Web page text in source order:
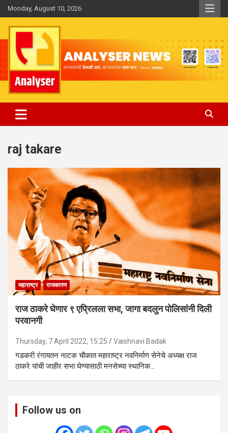
Skip
to
content
Monday, August 10, 2026
Analyser
raj takare
महाराष्ट्र राजकारण
राज ठाकरे घेणार ९ एप्रिलला सभा, जागा बदलुन पोलिसांनी दिली
परवानगी
Thursday, 7 April 2022, 15:25 Vaishnavi Badak
गडकरी रंगायतन नाटक चौकात महाराष्ट्र नवनिर्माण सेनेचे अध्यक्ष राज
ठाकरे यांची जाहीर सभा घेण्यासाठी मनसेच्या स्थानिक…
Follow us on